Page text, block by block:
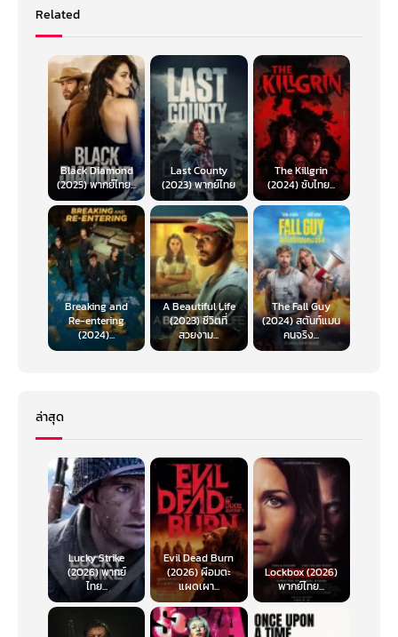
Related
Black Diamond
(2025) พากย์ไทย...
Last County
(2023) พากย์ไทย
The Killgrin
(2024) ซับไทย...
Breaking and
Re-entering
(2024)...
A Beautiful Life
(2023) ชีวิตที่
สวยงาม...
The Fall Guy
(2024) สตันท์แมน
คนจริง...
ล่าสุด
Lucky Strike
(2026) พากย์
ไทย...
Evil Dead Burn
(2026) ผีอมตะ
แผดเผา...
Lockbox (2026)
พากย์ไทย...